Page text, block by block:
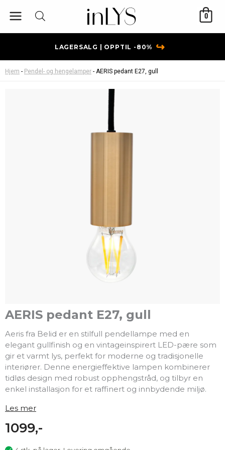
rett
0
LAGERSALG | OPPTIL -80% ↪
Hjem - Pendel- og hengelamper - AERIS pedant E27, gull
AERIS pedant E27, gull
Aeris fra Belid er en stilfull pendellampe med en
elegant gullfinish og en vintageinspirert LED-pære som
gir et varmt lys, perfekt for moderne og tradisjonelle
interiører. Denne energieffektive lampen kombinerer
tidløs design med robust opphengstråd, og tilbyr en
enkel installasjon for et raffinert og innbydende miljø.
Les mer
1099,-